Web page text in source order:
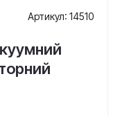
Артикул: 14510